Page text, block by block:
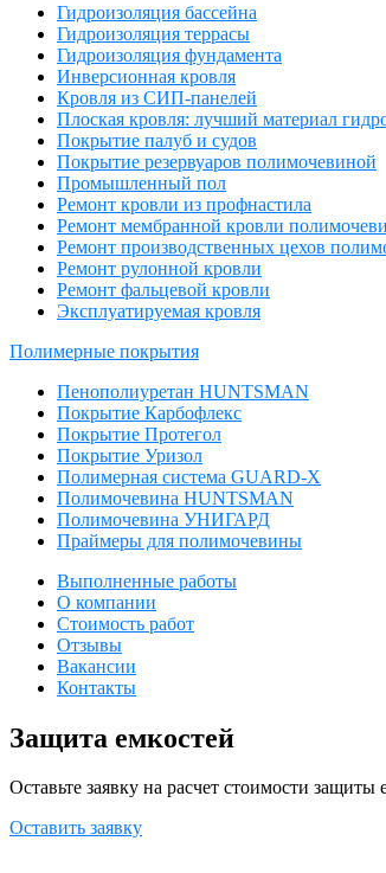
Гидроизоляция бассейна
Гидроизоляция террасы
Гидроизоляция фундамента
Инверсионная кровля
Кровля из СИП-панелей
Плоская кровля: лучший материал
Покрытие палуб и судов
Покрытие резервуаров полимочевиной
Промышленный пол
Ремонт кровли из профнастила
Ремонт мембранной кровли
Ремонт производственных цехов
Ремонт рулонной кровли
Ремонт фальцевой кровли
Эксплуатируемая кровля
Полимерные покрытия
Пенополиуретан HUNTSMAN
Покрытие Карбофлекс
Покрытие Протегол
Покрытие Уризол
Полимерная система GUARD-X
Полимочевина HUNTSMAN
Полимочевина УНИГАРД
Праймеры для полимочевины
Выполненные работы
О компании
Стоимость работ
Отзывы
Вакансии
Контакты
Защита емкостей
Оставьте заявку на расчет стоимости
Оставить заявку